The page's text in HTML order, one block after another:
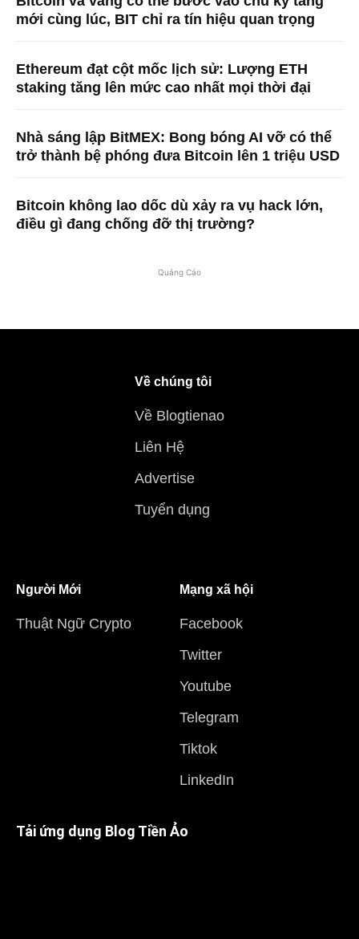
mới cùng lúc, BIT chỉ ra tín hiệu quan trọng
Ethereum đạt cột mốc lịch sử: Lượng ETH
staking tăng lên mức cao nhất mọi thời đại
Nhà sáng lập BitMEX: Bong bóng AI vỡ có thể
trở thành bệ phóng đưa Bitcoin lên 1 triệu USD
Bitcoin không lao dốc dù xảy ra vụ hack lớn,
điều gì đang chống đỡ thị trường?
Quảng Cáo
Về chúng tôi
Về Blogtienao
Liên Hệ
Advertise
Tuyển dụng
Người Mới
Thuật Ngữ Crypto
Mạng xã hội
Facebook
Twitter
Youtube
Telegram
Tiktok
LinkedIn
Tải ứng dụng Blog Tiền Ảo